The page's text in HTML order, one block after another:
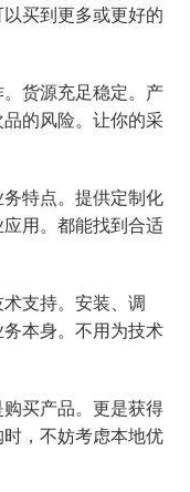
买到更多或更好的
货源充足稳定。产
的风险。让你的采
特点。提供定制化
用。都能找到合适
支持。安装、调
本身。不用为技术
买产品。更是获得
，不妨考虑本地优